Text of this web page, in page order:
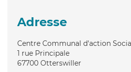
Adresse
Centre Communal d'action
1 rue Principale
67700 Otterswiller